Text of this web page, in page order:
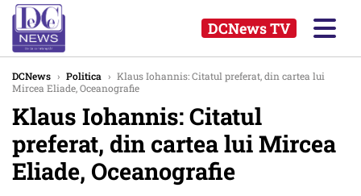
DCNews TV
DCNews › Politica › Klaus Iohannis: Citatul preferat, din cartea lui
Mircea Eliade, Oceanografie
Klaus Iohannis: Citatul
preferat, din cartea lui Mircea
Eliade, Oceanografie